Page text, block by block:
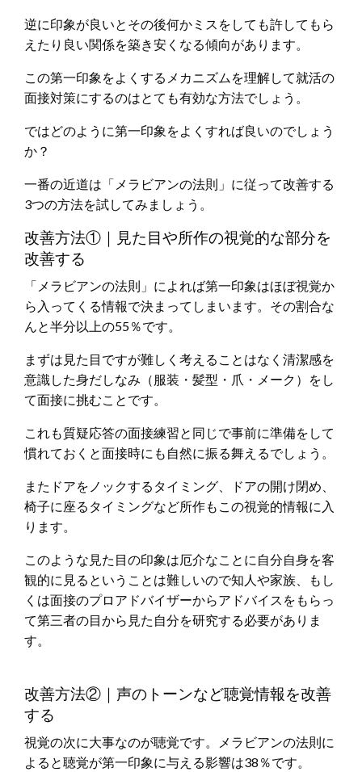
逆に印象が良いとその後何かミスをしても許してもら
えたり良い関係を築き安くなる傾向があります。
この第一印象をよくするメカニズムを理解して就活の
面接対策にするのはとても有効な方法でしょう。
ではどのように第一印象をよくすれば良いのでしょう
か？
一番の近道は「メラビアンの法則」に従って改善する
3つの方法を試してみましょう。
改善方法①｜見た目や所作の視覚的な部分を
改善する
「メラビアンの法則」によれば第一印象はほぼ視覚か
ら入ってくる情報で決まってしまいます。その割合な
んと半分以上の55％です。
まずは見た目ですが難しく考えることはなく清潔感を
意識した身だしなみ（服装・髪型・爪・メーク）をし
て面接に挑むことです。
これも質疑応答の面接練習と同じで事前に準備をして
慣れておくと面接時にも自然に振る舞えるでしょう。
またドアをノックするタイミング、ドアの開け閉め、
椅子に座るタイミングなど所作もこの視覚的情報に入
ります。
このような見た目の印象は厄介なことに自分自身を客
観的に見るということは難しいので知人や家族、もし
くは面接のプロアドバイザーからアドバイスをもらっ
て第三者の目から見た自分を研究する必要がありま
す。
改善方法②｜声のトーンなど聴覚情報を改善
する
視覚の次に大事なのが聴覚です。メラビアンの法則に
よると聴覚が第一印象に与える影響は38％です。